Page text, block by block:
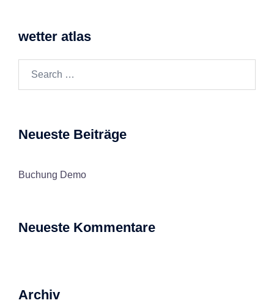
wetter atlas
Neueste Beiträge
Buchung Demo
Neueste Kommentare
Archiv